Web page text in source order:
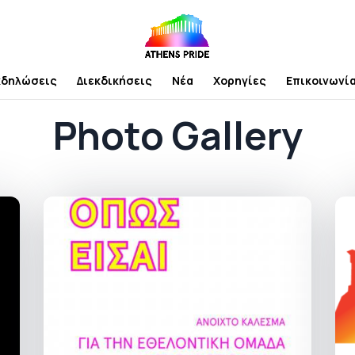
Διεκδικήσεις Νέα Χορηγίες Επικοινωνία
Photo Gallery